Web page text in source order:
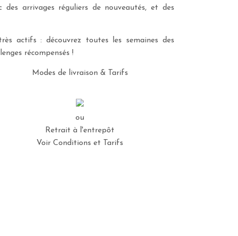
arrivages réguliers de nouveautés, et des
actifs : découvrez toutes les semaines des
récompensés !
Modes de livraison & Tarifs
ou
Retrait à l'entrepôt
Voir Conditions et Tarifs